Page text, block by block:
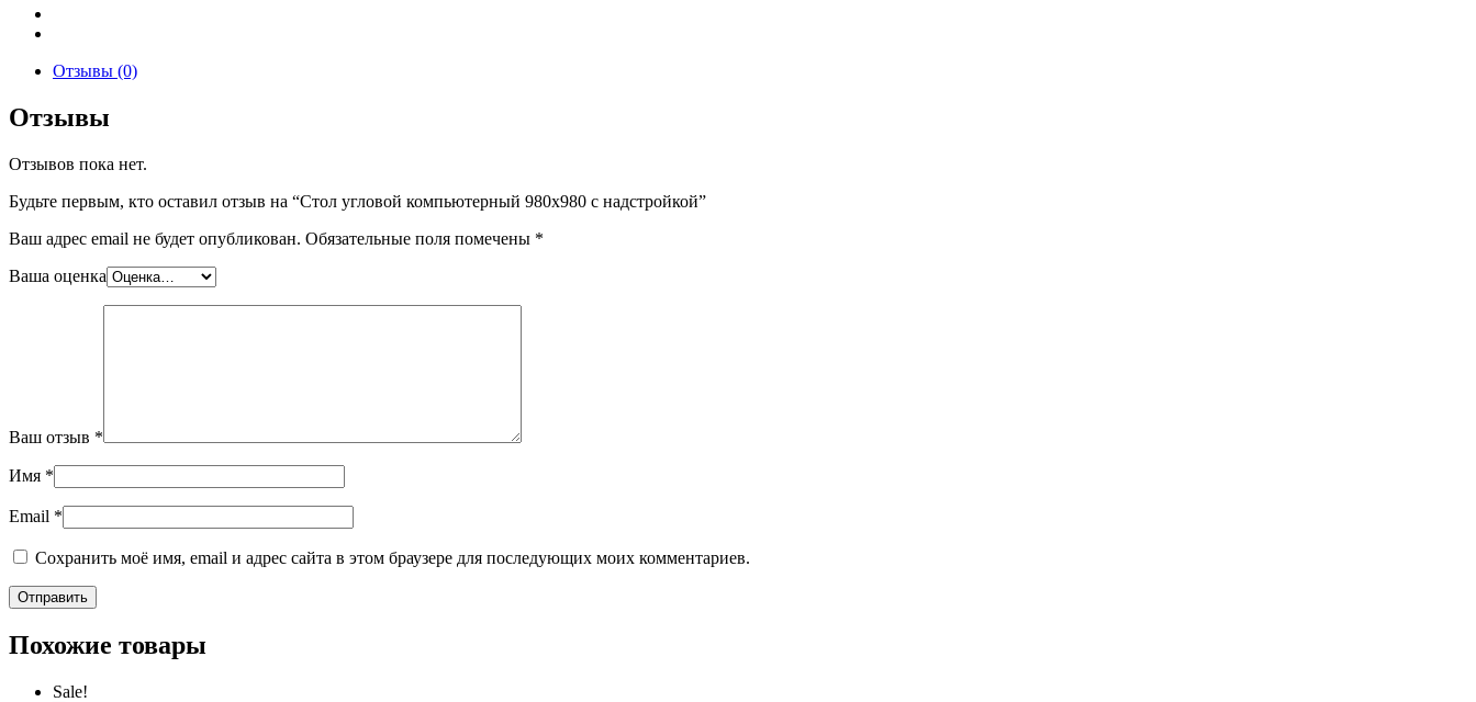
Отзывы (0)
Отзывы
Отзывов пока нет.
Будьте первым, кто оставил отзыв на “Стол угловой компьютерный 980х980 с надстройкой”
Ваш адрес email не будет опубликован. Обязательные поля помечены *
Ваша оценка
Ваш отзыв *
Имя *
Email *
Сохранить моё имя, email и адрес сайта в этом браузере для последующих моих комментариев.
Похожие товары
Sale!